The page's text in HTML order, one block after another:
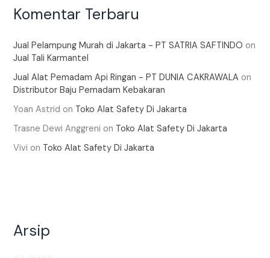
Komentar Terbaru
Jual Pelampung Murah di Jakarta - PT SATRIA SAFTINDO on
Jual Tali Karmantel
Jual Alat Pemadam Api Ringan - PT DUNIA CAKRAWALA on
Distributor Baju Pemadam Kebakaran
Yoan Astrid on Toko Alat Safety Di Jakarta
Trasne Dewi Anggreni on Toko Alat Safety Di Jakarta
Vivi on Toko Alat Safety Di Jakarta
Arsip